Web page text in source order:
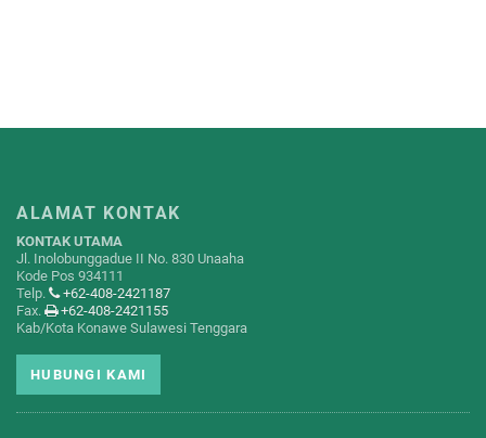
ALAMAT KONTAK
KONTAK UTAMA
Jl. Inolobunggadue II No. 830 Unaaha
Kode Pos 934111
Telp.
+62-408-2421187
Fax.
+62-408-2421155
Kab/Kota Konawe Sulawesi Tenggara
HUBUNGI KAMI